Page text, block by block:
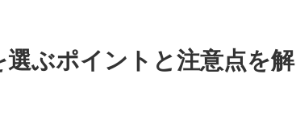
ぶポイントと注意点を解